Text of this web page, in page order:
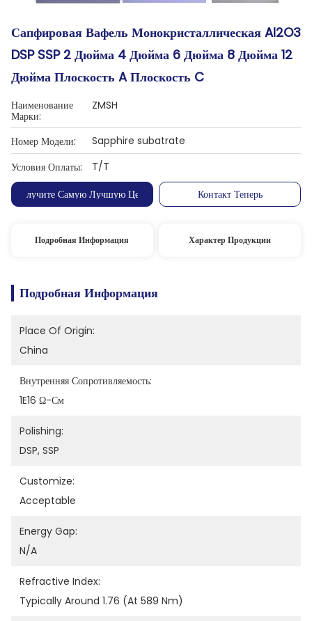
Сапфировая Вафель Монокристаллическая Al2O3
DSP SSP 2 Дюйма 4 Дюйма 6 Дюйма 8 Дюйма 12
Дюйма Плоскость A Плоскость C
Наименование
Марки:
ZMSH
Номер Модели:
Sapphire subatrate
Условия Оплаты:
T/T
Получите Самую Лучшую Цену
Контакт Теперь
Подробная Информация Характер Продукции
Подробная Информация
Place Of Origin:
China
Внутренняя Сопротивляемость:
1E16 Ω-См
Polishing:
DSP, SSP
Customize:
Acceptable
Energy Gap:
N/A
Refractive Index:
Typically Around 1.76 (at 589 Nm)